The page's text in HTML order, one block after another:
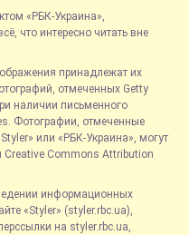
«РБК-Украина»,
что интересно читать вне
принадлежат их
отмеченных Getty
наличии письменного
Фотографии, отмеченные
или «РБК-Украина», могут
Creative Commons Attribution
информационных
«Styler» (styler.rbc.ua),
на styler.rbc.ua,